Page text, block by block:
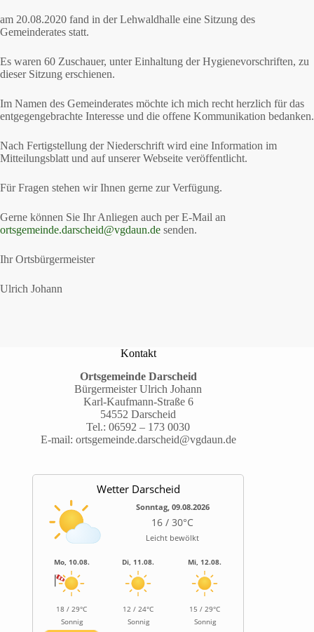
am 20.08.2020 fand in der Lehwaldhalle eine Sitzung des
Gemeinderates statt.
Es waren 60 Zuschauer, unter Einhaltung der Hygienevorschriften, zu
dieser Sitzung erschienen.
Im Namen des Gemeinderates möchte ich mich recht herzlich für das
entgegengebrachte Interesse und die offene Kommunikation bedanken.
Nach Fertigstellung der Niederschrift wird eine Information im
Mitteilungsblatt und auf unserer Webseite veröffentlicht.
Für Fragen stehen wir Ihnen gerne zur Verfügung.
Gerne können Sie Ihr Anliegen auch per E-Mail an
ortsgemeinde.darscheid@vgdaun.de senden.
Ihr Ortsbürgermeister
Ulrich Johann
Kontakt
Ortsgemeinde Darscheid
Bürgermeister Ulrich Johann
Karl-Kaufmann-Straße 6
54552 Darscheid
Tel.:06592 – 173 0030
E-mail: ortsgemeinde.darscheid@vgdaun.de
Wetter Darscheid
Sonntag, 09.08.2026
16 / 30°C
Leicht bewölkt
Mo, 10.08.
18 / 29°C
Sonnig
Di, 11.08.
12 / 24°C
Sonnig
Mi, 12.08.
15 / 29°C
Sonnig